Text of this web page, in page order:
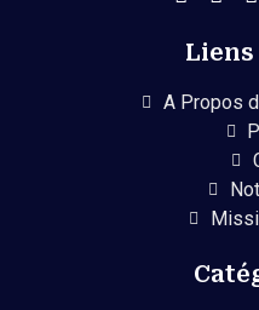
A Propos